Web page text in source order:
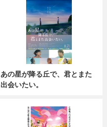
あの星が降る丘で、君とまた
出会いたい。